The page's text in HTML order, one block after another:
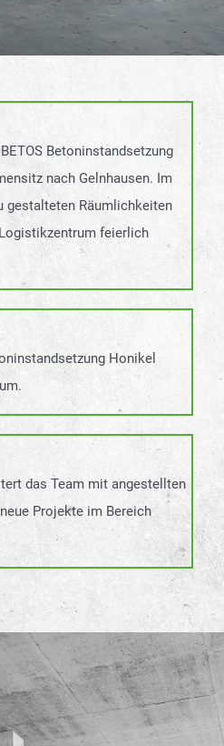
Betoninstandsetzung
nach Gelnhausen. Im
gestalteten Räumlichkeiten
feierlich
Honikel
das Team mit angestellten
Projekte im Bereich